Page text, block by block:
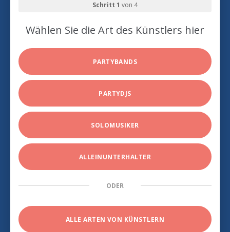
Schritt 1 von 4
Wählen Sie die Art des Künstlers hier
PARTYBANDS
PARTYDJS
SOLOMUSIKER
ALLEINUNTERHALTER
ODER
ALLE ARTEN VON KÜNSTLERN